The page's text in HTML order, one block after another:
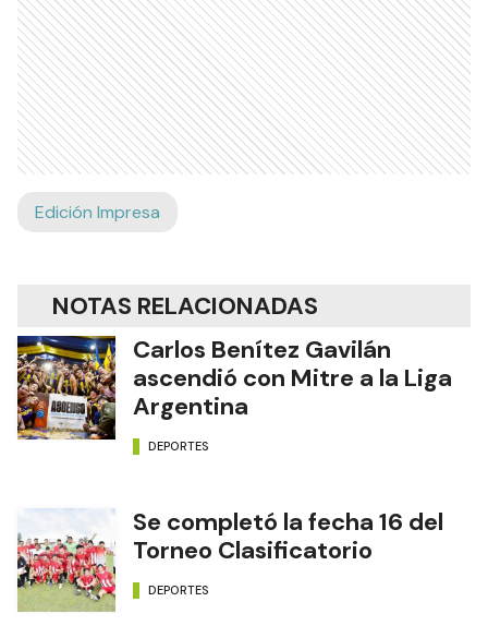
Edición Impresa
NOTAS RELACIONADAS
Carlos Benítez Gavilán
ascendió con Mitre a la Liga
Argentina
DEPORTES
Se completó la fecha 16 del
Torneo Clasificatorio
DEPORTES